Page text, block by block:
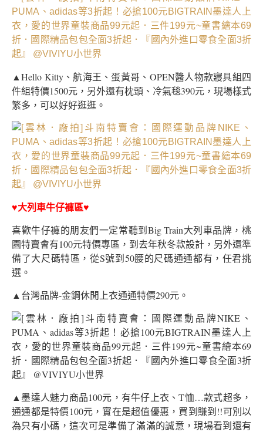
▲Hello Kitty、航海王、蛋黃哥、OPEN醬人物款寢具組四
件組特價1500元，另外還有枕頭、冷氣毯390元，現場樣式
繁多，可以好好逛逛。
♥大列車牛仔褲區♥
喜歡牛仔褲的朋友們一定常聽到Big Train大列車品牌，桃
園特賣會有100元特價專區，到去年秋冬款設計，另外還準
備了大尺碼特區，從S號到50腰的尺碼通通都有，任君挑
選。
▲台灣品牌-金鋼休閒上衣通通特價290元。
▲墨達人魅力商品100元，有牛仔上衣、T恤…款式超多，
通通都是特價100元，實在是超值優惠，買到賺到!!可別以
為只有小碼，這次可是準備了滿滿的誠意，現場看到還有